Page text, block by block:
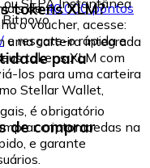
SEPA Instantânea
Bitnovo
de40.000 pontos
o voucher, acesse:
e resgate-o rápida e
tokens XLM?
uma carteira integrada
tokens XLM com
los para uma carteira
Stellar Wallet,
para
é obrigatório
criptomoedas na
e garante
de comprar